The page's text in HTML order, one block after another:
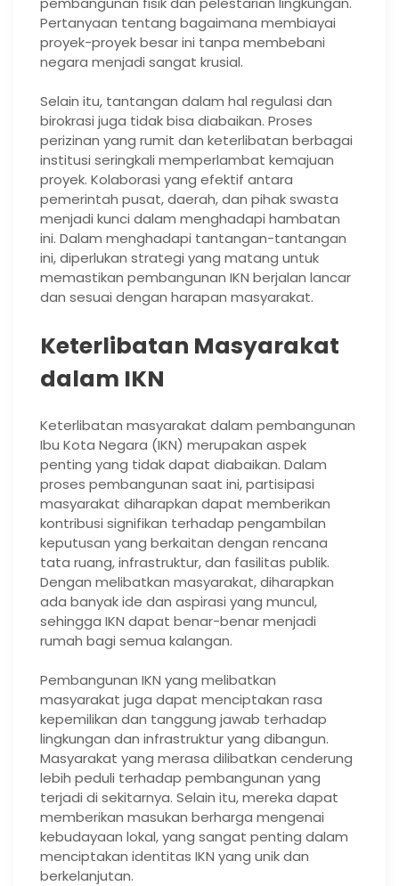
Pertanyaan tentang bagaimana membiayai
proyek-proyek besar ini tanpa membebani
negara menjadi sangat krusial.
Selain itu, tantangan dalam hal regulasi dan
birokrasi juga tidak bisa diabaikan. Proses
perizinan yang rumit dan keterlibatan berbagai
institusi seringkali memperlambat kemajuan
proyek. Kolaborasi yang efektif antara
pemerintah pusat, daerah, dan pihak swasta
menjadi kunci dalam menghadapi hambatan
ini. Dalam menghadapi tantangan-tantangan
ini, diperlukan strategi yang matang untuk
memastikan pembangunan IKN berjalan lancar
dan sesuai dengan harapan masyarakat.
Keterlibatan Masyarakat
dalam IKN
Keterlibatan masyarakat dalam pembangunan
Ibu Kota Negara (IKN) merupakan aspek
penting yang tidak dapat diabaikan. Dalam
proses pembangunan saat ini, partisipasi
masyarakat diharapkan dapat memberikan
kontribusi signifikan terhadap pengambilan
keputusan yang berkaitan dengan rencana
tata ruang, infrastruktur, dan fasilitas publik.
Dengan melibatkan masyarakat, diharapkan
ada banyak ide dan aspirasi yang muncul,
sehingga IKN dapat benar-benar menjadi
rumah bagi semua kalangan.
Pembangunan IKN yang melibatkan
masyarakat juga dapat menciptakan rasa
kepemilikan dan tanggung jawab terhadap
lingkungan dan infrastruktur yang dibangun.
Masyarakat yang merasa dilibatkan cenderung
lebih peduli terhadap pembangunan yang
terjadi di sekitarnya. Selain itu, mereka dapat
memberikan masukan berharga mengenai
kebudayaan lokal, yang sangat penting dalam
menciptakan identitas IKN yang unik dan
berkelanjutan.